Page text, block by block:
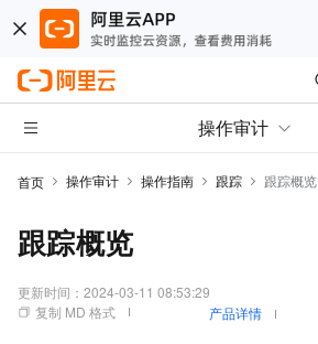
操作审计
首页 操作审计 操作指南 跟踪 跟踪概览
跟踪概览
更新时间： 2024-03-11 08:53:29
复制 MD 格式
产品详情